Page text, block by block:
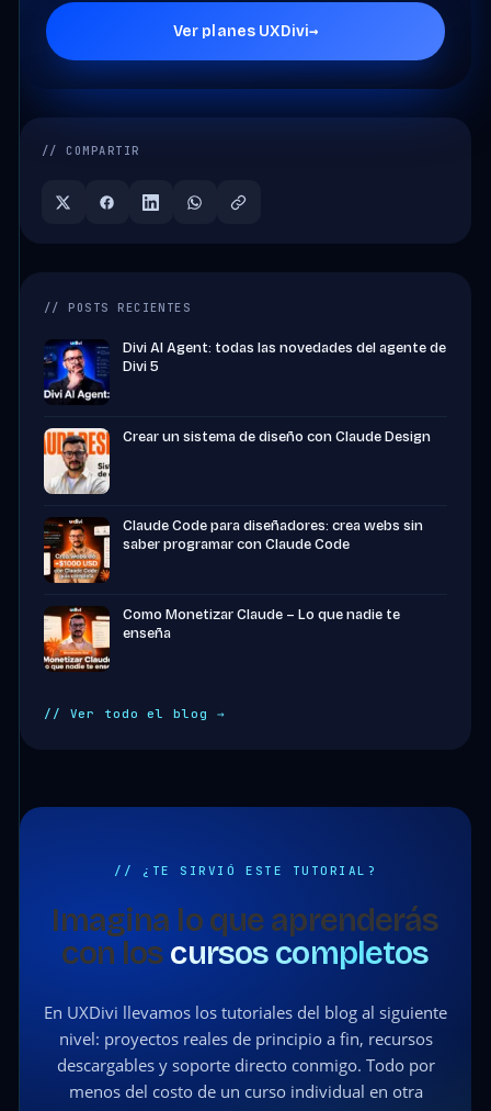
Ver planes UXDivi→
// COMPARTIR
// POSTS RECIENTES
Divi AI Agent: todas las novedades del agente de
Divi 5
Crear un sistema de diseño con Claude Design
Claude Code para diseñadores: crea webs sin
saber programar con Claude Code
Como Monetizar Claude – Lo que nadie te
enseña
// Ver todo el blog →
// ¿TE SIRVIÓ ESTE TUTORIAL?
Imagina lo que aprenderás
con los cursos completos
En UXDivi llevamos los tutoriales del blog al siguiente
nivel: proyectos reales de principio a fin, recursos
descargables y soporte directo conmigo. Todo por
menos del costo de un curso individual en otra